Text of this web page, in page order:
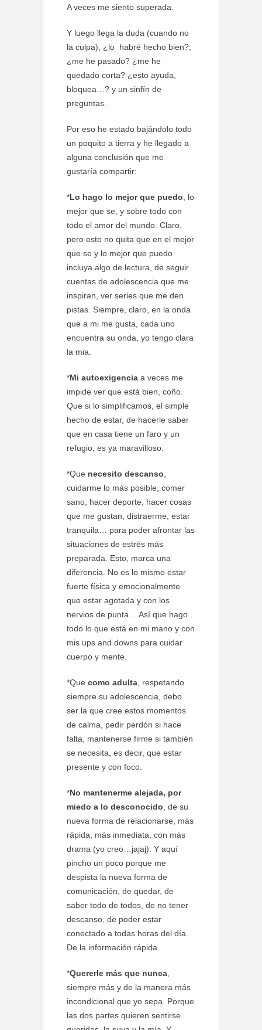
A veces me siento superada.
Y luego llega la duda (cuando no
la culpa), ¿lo habré hecho bien?,
¿me he pasado? ¿me he
quedado corta? ¿esto ayuda,
bloquea…? y un sinfín de
preguntas.
Por eso he estado bajándolo todo
un poquito a tierra y he llegado a
alguna conclusión que me
gustaría compartir:
*Lo hago lo mejor que puedo, lo
mejor que se, y sobre todo con
todo el amor del mundo. Claro,
pero esto no quita que en el mejor
que se y lo mejor que puedo
incluya algo de lectura, de seguir
cuentas de adolescencia que me
inspiran, ver series que me den
pistas. Siempre, claro, en la onda
que a mi me gusta, cada uno
encuentra su onda, yo tengo clara
la mia.
*Mi autoexigencia a veces me
impide ver que está bien, coño.
Que si lo simplificamos, el simple
hecho de estar, de hacerle saber
que en casa tiene un faro y un
refugio, es ya maravilloso.
*Que necesito descanso,
cuidarme lo más posible, comer
sano, hacer deporte, hacer cosas
que me gustan, distraerme, estar
tranquila… para poder afrontar las
situaciones de estrés más
preparada. Esto, marca una
diferencia. No es lo mismo estar
fuerte física y emocionalmente
que estar agotada y con los
nervios de punta… Así que hago
todo lo que está en mi mano y con
mis ups and downs para cuidar
cuerpo y mente.
*Que como adulta, respetando
siempre su adolescencia, debo
ser la que cree estos momentos
de calma, pedir perdón si hace
falta, mantenerse firme si también
se necesita, es decir, que estar
presente y con foco.
*No mantenerme alejada, por
miedo a lo desconocido, de su
nueva forma de relacionarse, más
rápida, más inmediata, con más
drama (yo creo…jajaj). Y aquí
pincho un poco porque me
despista la nueva forma de
comunicación, de quedar, de
saber todo de todos, de no tener
descanso, de poder estar
conectado a todas horas del día.
De la información rápida.
*Quererle más que nunca,
siempre más y de la manera más
incondicional que yo sepa. Porque
las dos partes quieren sentirse